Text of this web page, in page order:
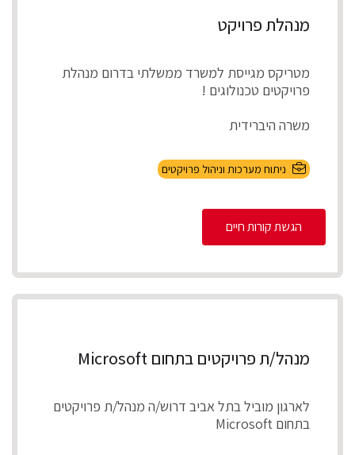
מנהלת פרויקט
מטריקס מגייסת למשרד ממשלתי בדרום מנהלת
פרויקטים טכנולוגים !
משרה היברידית
תיאור התפקיד
והטמע...
ניתוח מערכות וניהול פרויקטים
הגשת קורות חיים
מנהל/ת פרויקטים בתחום Microsoft
לארגון מוביל בתל אביב דרוש/ה מנהל/ת פרויקטים
בתחום Microsoft